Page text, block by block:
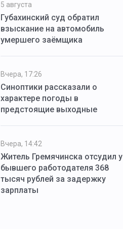
5 августа
Губахинский суд обратил
взыскание на автомобиль
умершего заёмщика
Вчера, 17:26
Синоптики рассказали о
характере погоды в
предстоящие выходные
Вчера, 14:42
Житель Гремячинска отсудил у
бывшего работодателя 368
тысяч рублей за задержку
зарплаты